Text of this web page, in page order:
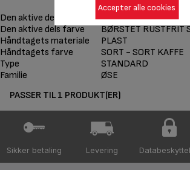
INGENIO STAINLESS
Den aktive dels materialeRUSTFRIT STÅL
Den aktive dels farve
BØRSTET RUSTFRIT
Håndtagets materiale
PLAST
Håndtagets farve
SORT - SORT KAFFE
Type
STANDARD
Familie
ØSE
PASSER TIL 1 PRODUKT(ER)
Sikker betaling Levering
Accepter alle cookies